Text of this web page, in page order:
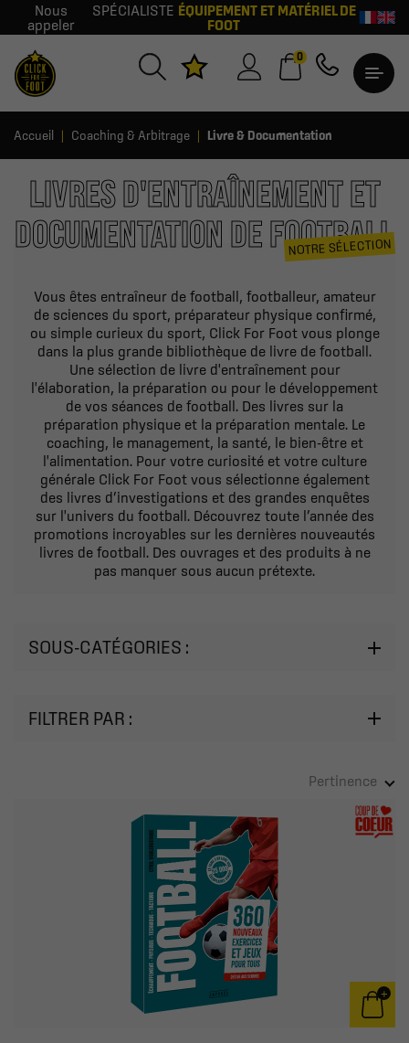
Nous
appeler
SPÉCIALISTE ÉQUIPEMENT ET MATÉRIEL DE
FOOT
0
Accueil Coaching & Arbitrage Livre & Documentation
LIVRES D'ENTRAÎNEMENT ET
DOCUMENTATION DE FOOTBALL
NOTRE SÉLECTION
Vous êtes entraîneur de football, footballeur, amateur
de sciences du sport, préparateur physique confirmé,
ou simple curieux du sport, Click For Foot vous plonge
dans la plus grande bibliothèque de livre de football.
Une sélection de livre d'entraînement pour
l'élaboration, la préparation ou pour le développement
de vos séances de football. Des livres sur la
préparation physique et la préparation mentale. Le
coaching, le management, la santé, le bien-être et
l'alimentation. Pour votre curiosité et votre culture
générale Click For Foot vous sélectionne également
des livres d’investigations et des grandes enquêtes
sur l'univers du football. Découvrez toute l’année des
promotions incroyables sur les dernières nouveautés
livres de football. Des ouvrages et des produits à ne
pas manquer sous aucun prétexte.
SOUS-CATÉGORIES :
FILTRER PAR :
Pertinence